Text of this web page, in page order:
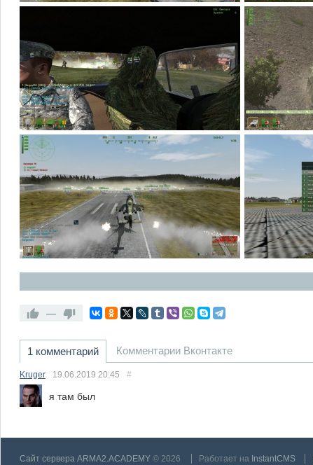
—
1 комментарий Комментарии Вконтакте
Kruger 19.06.2019 20:45 #
я там был
Сайт сервера ARMA2.ACADEMY© 2026 Работает на InstantCMS